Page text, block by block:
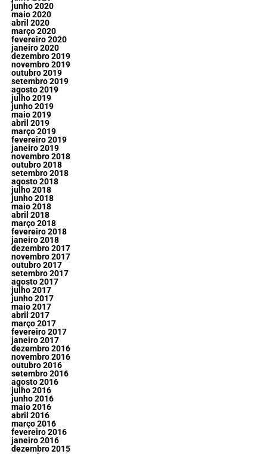
junho 2020
maio 2020
abril 2020
março 2020
fevereiro 2020
janeiro 2020
dezembro 2019
novembro 2019
outubro 2019
setembro 2019
agosto 2019
julho 2019
junho 2019
maio 2019
abril 2019
março 2019
fevereiro 2019
janeiro 2019
novembro 2018
outubro 2018
setembro 2018
agosto 2018
julho 2018
junho 2018
maio 2018
abril 2018
março 2018
fevereiro 2018
janeiro 2018
dezembro 2017
novembro 2017
outubro 2017
setembro 2017
agosto 2017
julho 2017
junho 2017
maio 2017
abril 2017
março 2017
fevereiro 2017
janeiro 2017
dezembro 2016
novembro 2016
outubro 2016
setembro 2016
agosto 2016
julho 2016
junho 2016
maio 2016
abril 2016
março 2016
fevereiro 2016
janeiro 2016
dezembro 2015